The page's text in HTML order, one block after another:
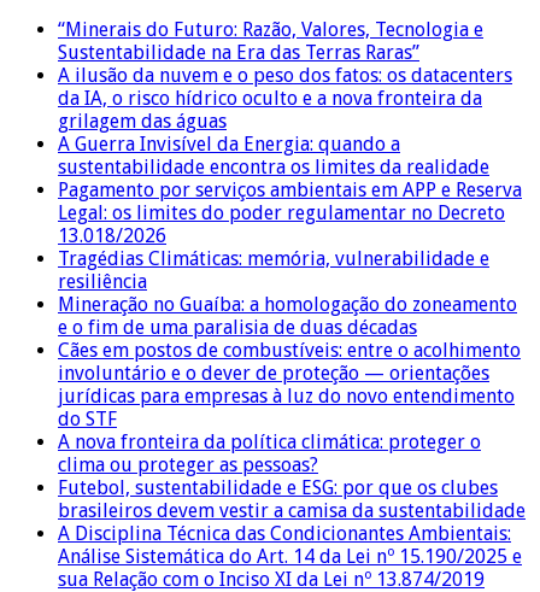
“Minerais do Futuro: Razão, Valores, Tecnologia e
Sustentabilidade na Era das Terras Raras”
A ilusão da nuvem e o peso dos fatos: os datacenters
da IA, o risco hídrico oculto e a nova fronteira da
grilagem das águas
A Guerra Invisível da Energia: quando a
sustentabilidade encontra os limites da realidade
Pagamento por serviços ambientais em APP e Reserva
Legal: os limites do poder regulamentar no Decreto
13.018/2026
Tragédias Climáticas: memória, vulnerabilidade e
resiliência
Mineração no Guaíba: a homologação do zoneamento
e o fim de uma paralisia de duas décadas
Cães em postos de combustíveis: entre o acolhimento
involuntário e o dever de proteção — orientações
jurídicas para empresas à luz do novo entendimento
do STF
A nova fronteira da política climática: proteger o
clima ou proteger as pessoas?
Futebol, sustentabilidade e ESG: por que os clubes
brasileiros devem vestir a camisa da sustentabilidade
A Disciplina Técnica das Condicionantes Ambientais:
Análise Sistemática do Art. 14 da Lei nº 15.190/2025 e
sua Relação com o Inciso XI da Lei nº 13.874/2019